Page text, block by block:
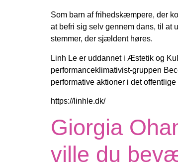
Som barn af frihedskæmpere, der
at befri sig selv gennem dans, til at
stemmer, der sjældent høres.
Linh Le er uddannet i Æstetik og
performanceklimativist-gruppen
performative aktioner i det
https://linhle.dk/
Giorgia
ville du